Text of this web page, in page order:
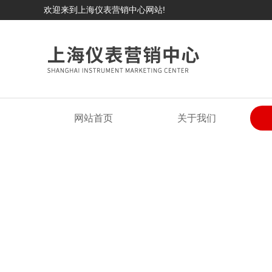
欢迎来到上海仪表营销中心网站!
网站首页 关于我们